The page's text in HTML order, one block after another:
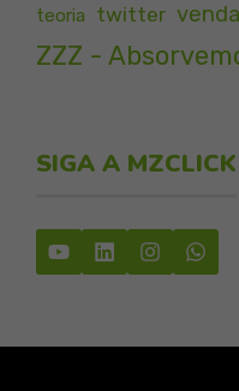
teoria twitter
ZZZ -
SIGA A MZCLICK